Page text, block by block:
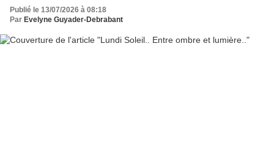
Publié le 13/07/2026 à 08:18
Par Evelyne Guyader-Debrabant